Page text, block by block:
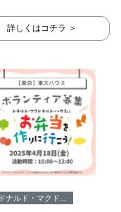
詳しくはコチラ ＞
ドナルド・マクド...